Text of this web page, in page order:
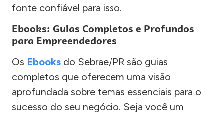
fonte confiável para isso.
Ebooks: Guias Completos e Profundos
para Empreendedores
Os Ebooks do Sebrae/PR são guias
completos que oferecem uma visão
aprofundada sobre temas essenciais para o
sucesso do seu negócio. Seja você um